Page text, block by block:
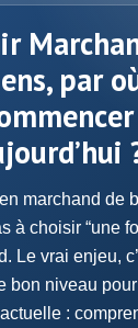
formation
par
marchand de
à choisir “une
Le vrai enjeu,
bon niveau
: